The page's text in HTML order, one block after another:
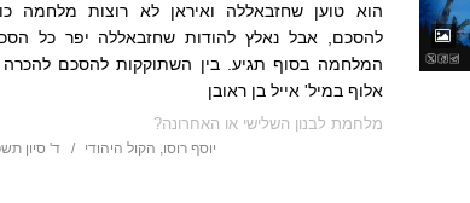
הוא טוען שחזבאללה ואיראן לא רוצות מלחמה
להסכם, אבל נאלץ להודות שחזבאללה יפר כל
המלחמה בסוף תגיע. בין השתוקקות להסכם
אלוף במיל' אייל בן ראובן
מלחמת לבנון השלישי או האחרונה?
יוסף רוסו, הקול היהודי ד' סיון תשפ"ד -